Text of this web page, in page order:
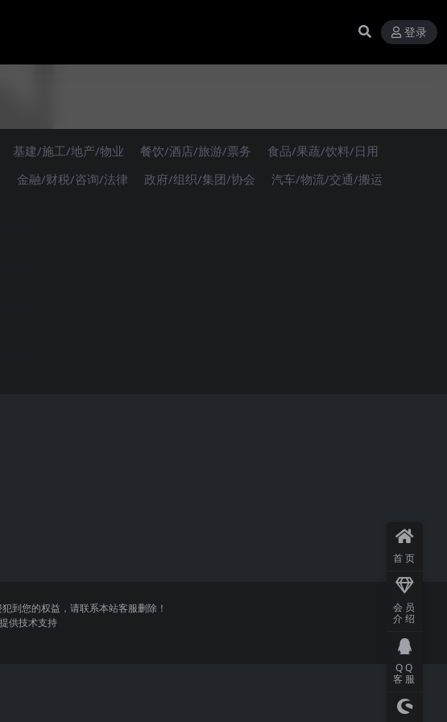
登录
基建/施工/地产/物业 餐饮/酒店/旅游/票务
食品/果蔬/饮料/日用
金融/财税/咨询/法律 政府/组织/集团/协会
汽车/物流/交通/搬运
到您的权益，请联系本站客服删除！
提供技术支持
首页
会员
介绍
QQ
客服